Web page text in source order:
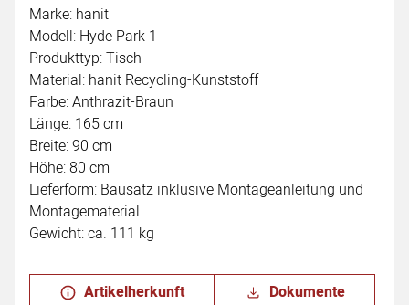
Marke: hanit
Modell: Hyde Park 1
Produkttyp: Tisch
Material: hanit Recycling-Kunststoff
Farbe: Anthrazit-Braun
Länge: 165 cm
Breite: 90 cm
Höhe: 80 cm
Lieferform: Bausatz inklusive Montageanleitung und
Montagematerial
Gewicht: ca. 111 kg
Artikelherkunft Dokumente